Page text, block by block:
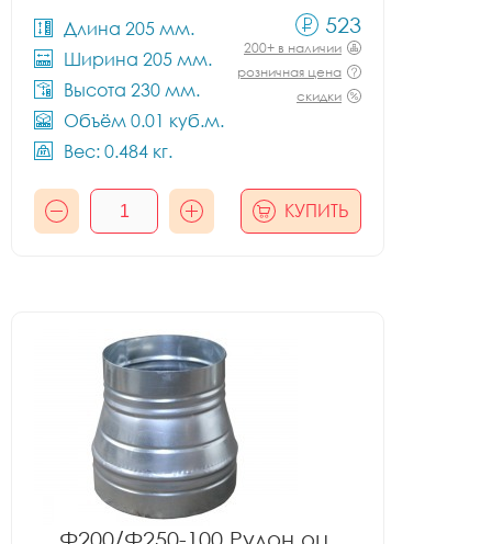
Длина 205 мм.
Ширина 205 мм.
Высота 230 мм.
Объём 0.01 куб.м.
Вес: 0.484 кг.
523
200+ в наличии
розничная цена
скидки
КУПИТЬ
Ф200/Ф250-100 Рулон оц.